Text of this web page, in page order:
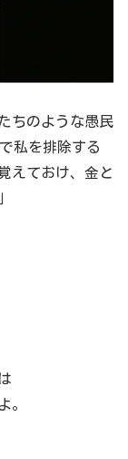
ちのような愚民
私を排除する
えておけ、金と
。